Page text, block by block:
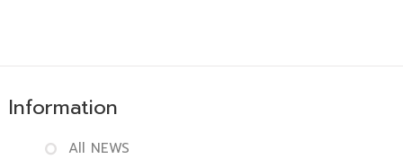
Information
All NEWS